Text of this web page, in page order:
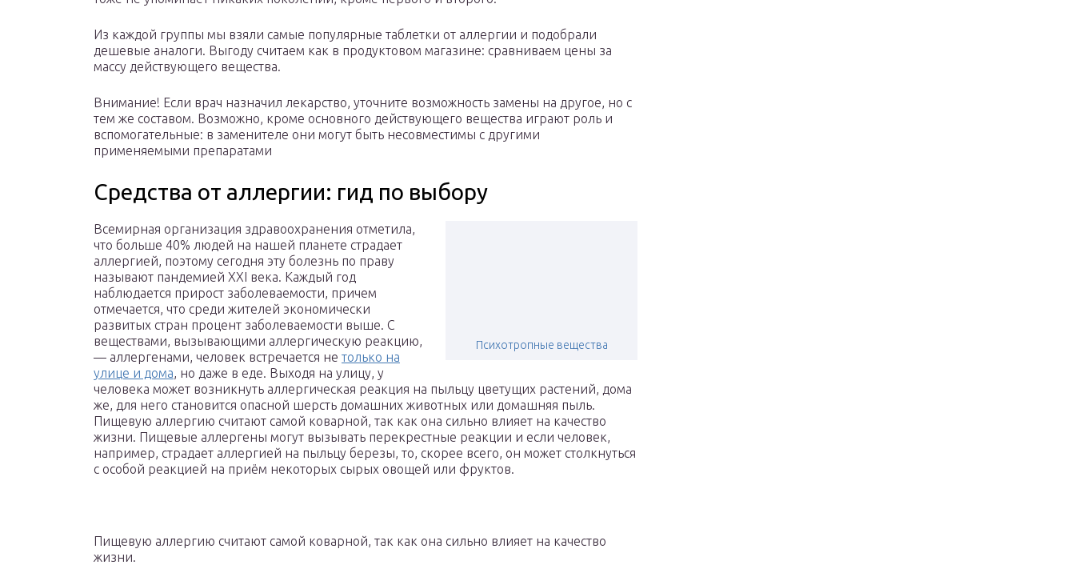
Из каждой группы мы взяли самые популярные таблетки от аллергии и подобрали
дешевые аналоги. Выгоду считаем как в продуктовом магазине: сравниваем цены за
массу действующего вещества.
Внимание! Если врач назначил лекарство, уточните возможность замены на другое, но с
тем же составом. Возможно, кроме основного действующего вещества играют роль и
вспомогательные: в заменителе они могут быть несовместимы с другими
применяемыми препаратами
Средства от аллергии: гид по выбору
Психотропные вещества
Всемирная организация здравоохранения отметила,
что больше 40% людей на нашей планете страдает
аллергией, поэтому сегодня эту болезнь по праву
называют пандемией XXI века. Каждый год
наблюдается прирост заболеваемости, причем
отмечается, что среди жителей экономически
развитых стран процент заболеваемости выше. С
веществами, вызывающими аллергическую реакцию,
— аллергенами, человек встречается не только на
улице и дома, но даже в еде. Выходя на улицу, у
человека может возникнуть аллергическая реакция на пыльцу цветущих растений, дома
же, для него становится опасной шерсть домашних животных или домашняя пыль.
Пищевую аллергию считают самой коварной, так как она сильно влияет на качество
жизни. Пищевые аллергены могут вызывать перекрестные реакции и если человек,
например, страдает аллергией на пыльцу березы, то, скорее всего, он может столкнуться
с особой реакцией на приём некоторых сырых овощей или фруктов.
Пищевую аллергию считают самой коварной, так как она сильно влияет на качество
жизни.